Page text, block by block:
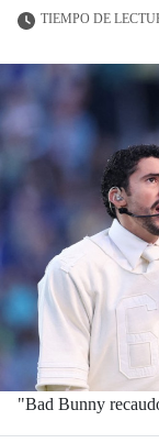
TIEMPO DE
"Bad Bunny